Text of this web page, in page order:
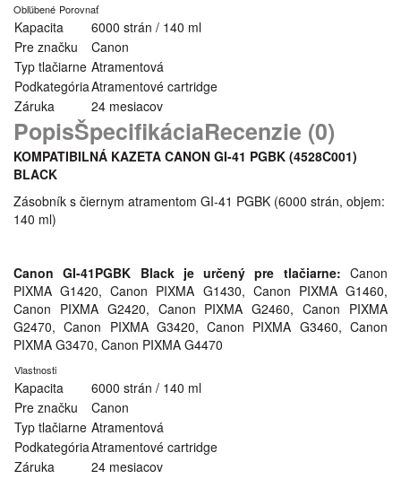
Obľúbené Porovnať
Kapacita
6000 strán / 140 ml
Pre značku
Canon
Typ tlačiarne Atramentová
PodkategóriaAtramentové cartridge
Záruka
24 mesiacov
PopisŠpecifikáciaRecenzie (0)
KOMPATIBILNÁ KAZETA CANON GI-41 PGBK (4528C001)
BLACK
Zásobník s čiernym atramentom GI-41 PGBK (6000 strán, objem:
140 ml)
Canon GI-41PGBK Black je určený pre tlačiarne: Canon
PIXMA G1420, Canon PIXMA G1430, Canon PIXMA G1460,
Canon PIXMA G2420, Canon PIXMA G2460, Canon PIXMA
G2470, Canon PIXMA G3420, Canon PIXMA G3460, Canon
PIXMA G3470, Canon PIXMA G4470
Vlastnosti
Kapacita
6000 strán / 140 ml
Pre značku
Canon
Typ tlačiarne Atramentová
PodkategóriaAtramentové cartridge
Záruka
24 mesiacov